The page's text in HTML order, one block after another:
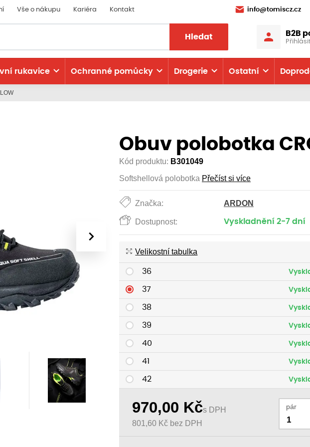
Vše o nákupu Kariéra Kontakt info@tomiscz.cz
Hledat B2B
rukavice Ochranné pomůcky Drogerie Ostatní
›
Obuv polobotka
Kód produktu: B301049
Softshellová polobotka Přečíst si více
Značka: ARDON
Dostupnost: Vyskladnění 2-7 dní
Velikostní tabulka
36
37
38
39
40
41
42
44
970,00 Kčs DPH
801,60 Kč bez DPH
pár